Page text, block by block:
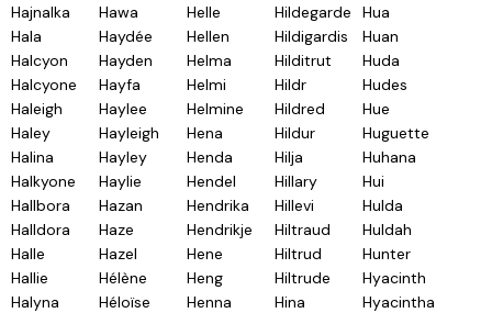
Hajnalka
Hawa Helle Hildegarde
Hua
Hala
Haydée Hellen Hildigardis
Huan
Halcyon
Hayden Helma Hilditrut
Huda
Halcyone
Hayfa Helmi Hildr
Hudes
Haleigh
Haylee Helmine Hildred
Hue
Haley
Hayleigh Hena Hildur
Huguette
Halina
Hayley Henda Hilja
Huhana
Halkyone
Haylie Hendel Hillary
Hui
Hallbora
Hazan Hendrika Hillevi
Hulda
Halldora
Haze Hendrikje Hiltraud
Huldah
Halle
Hazel Hene Hiltrud
Hunter
Hallie
Hélène Heng Hiltrude
Hyacinth
Halyna
Héloïse Henna Hina
Hyacintha